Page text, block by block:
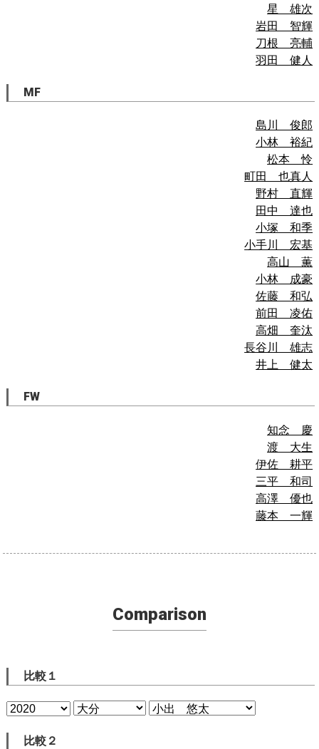
星 雄次
岩田 智輝
刀根 亮輔
羽田 健人
MF
島川 俊郎
小林 裕紀
松本 怜
町田 也真人
野村 直輝
田中 達也
小塚 和季
小手川 宏基
高山 薫
小林 成豪
佐藤 和弘
前田 凌佑
高畑 奎汰
長谷川 雄志
井上 健太
FW
知念 慶
渡 大生
伊佐 耕平
三平 和司
高澤 優也
藤本 一輝
Comparison
比較１
比較２